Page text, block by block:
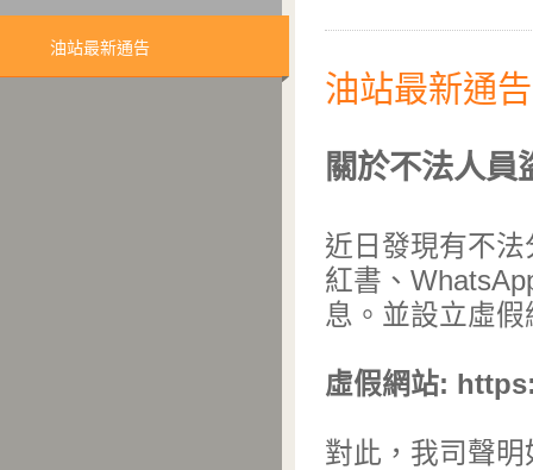
油站最新通告
油站最新通告
關於不法人員
近日發現有不
紅書、
息。並設立虛
虛假網站:
對此，我司聲明